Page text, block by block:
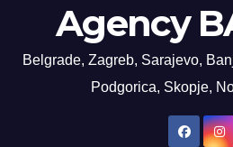
Agency
Belgrade, Zagreb, Sarajevo,
Podgorica, Skopje,